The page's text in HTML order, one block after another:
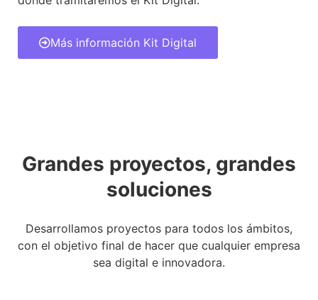
Más información Kit Digital
Grandes proyectos, grandes
soluciones
Desarrollamos proyectos para todos los ámbitos,
con el objetivo final de hacer que cualquier empresa
sea digital e innovadora.